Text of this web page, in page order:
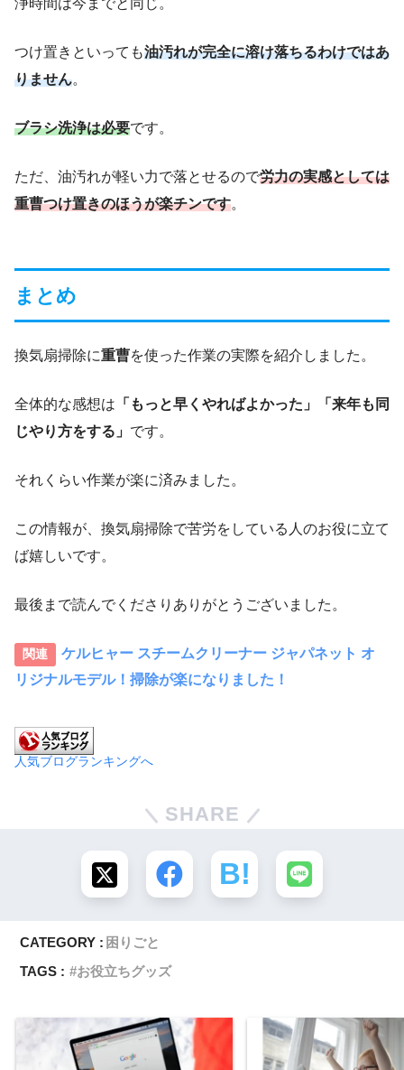
浄時間は今までと同じ。
つけ置きといっても油汚れが完全に溶け落ちるわけではあ
りません。
ブラシ洗浄は必要です。
ただ、油汚れが軽い力で落とせるので労力の実感としては
重曹つけ置きのほうが楽チンです。
まとめ
換気扇掃除に重曹を使った作業の実際を紹介しました。
全体的な感想は 「もっと早くやればよかった」「来年も同
じやり方をする」 です。
それくらい作業が楽に済みました。
この情報が、換気扇掃除で苦労をしている人のお役に立て
ば嬉しいです。
最後まで読んでくださりありがとうございました。
ケルヒャー スチームクリーナー ジャパネット オ
リジナルモデル！掃除が楽になりました！
人気ブログランキングへ
SHARE
CATEGORY : 困りごと
TAGS :
お役立ちグッズ